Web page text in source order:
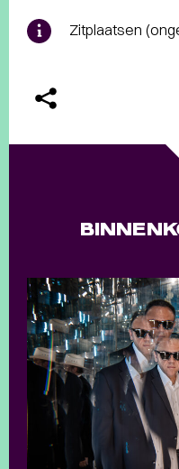
Zitplaatsen